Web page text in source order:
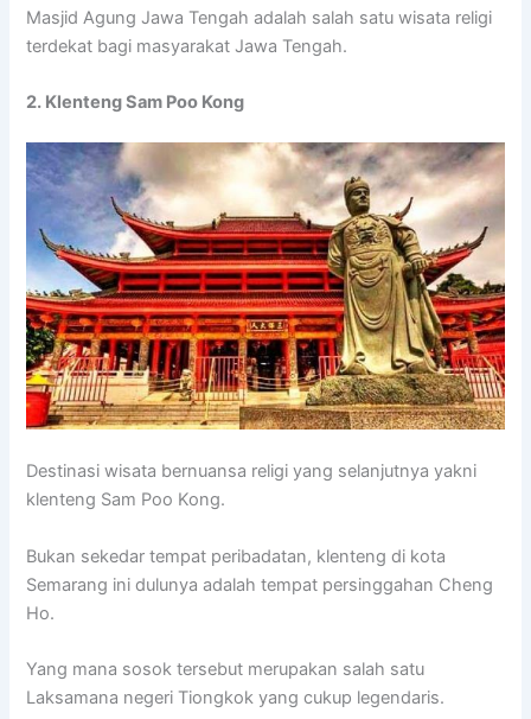
Masjid Agung Jawa Tengah adalah salah satu wisata religi
terdekat bagi masyarakat Jawa Tengah.
2. Klenteng Sam Poo Kong
Destinasi wisata bernuansa religi yang selanjutnya yakni
klenteng Sam Poo Kong.
Bukan sekedar tempat peribadatan, klenteng di kota
Semarang ini dulunya adalah tempat persinggahan Cheng
Ho.
Yang mana sosok tersebut merupakan salah satu
Laksamana negeri Tiongkok yang cukup legendaris.